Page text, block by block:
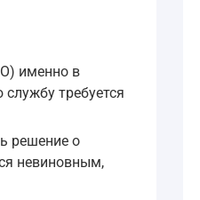
именно в
требуется
решение о
невиновным,